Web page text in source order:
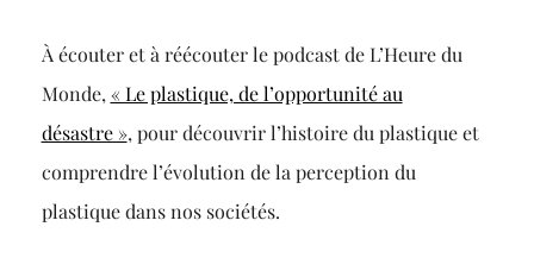
À écouter et à réécouter le podcast de L’Heure du
Monde, « Le plastique, de l’opportunité au
désastre », pour découvrir l’histoire du plastique et
comprendre l’évolution de la perception du
plastique dans nos sociétés.